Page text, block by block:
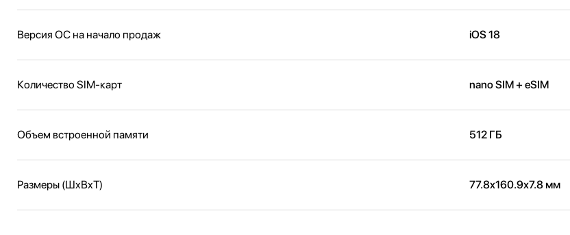
Версия ОС на начало продаж iOS 18
Количество SIM-карт nano SIM + eSIM
Объем встроенной памяти 512 ГБ
Размеры (ШxВxТ) 77.8x160.9x7.8 мм